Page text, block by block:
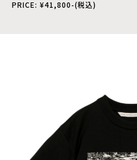
PRICE: ¥41,800-(税込)